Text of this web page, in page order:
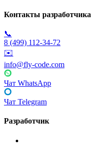
Контакты разработчика
📞
8 (499) 112-34-72
✉️
info@fly-code.com
Чат WhatsApp
Чат Telegram
Разработчик